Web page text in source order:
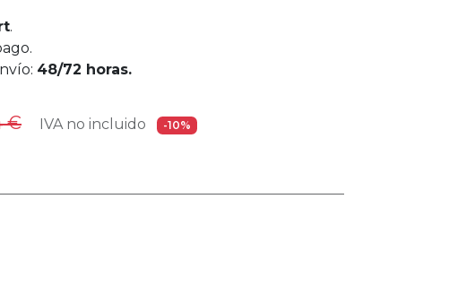
.
48/72 horas.
€ IVA no incluido -10%